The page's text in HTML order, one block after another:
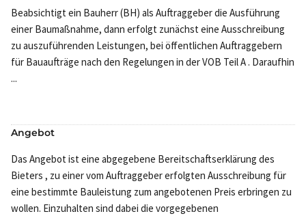
Beabsichtigt ein Bauherr (BH) als Auftraggeber die Ausführung
einer Baumaßnahme, dann erfolgt zunächst eine Ausschreibung
zu auszuführenden Leistungen, bei öffentlichen Auftraggebern
für Bauaufträge nach den Regelungen in der VOB Teil A . Daraufhin
...
Angebot
Das Angebot ist eine abgegebene Bereitschaftserklärung des
Bieters , zu einer vom Auftraggeber erfolgten Ausschreibung für
eine bestimmte Bauleistung zum angebotenen Preis erbringen zu
wollen. Einzuhalten sind dabei die vorgegebenen